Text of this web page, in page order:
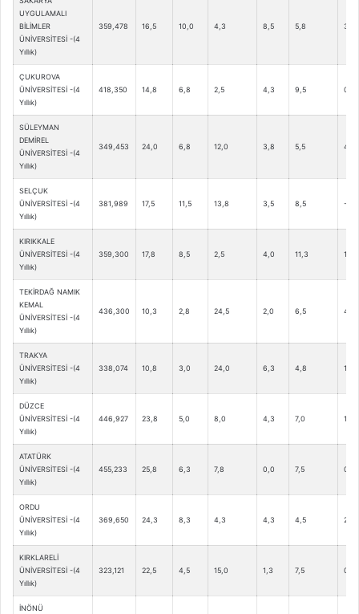
UYGULAMALI
BİLİMLER
ÜNİVERSİTESİ -(4
Yıllık)
359,478 16,5 10,0 4,3 8,5 5,8 3,0
ÇUKUROVA
ÜNİVERSİTESİ -(4
Yıllık)
418,350 14,8 6,8 2,5 4,3 9,5 0,5
SÜLEYMAN
DEMİREL
ÜNİVERSİTESİ -(4
Yıllık)
349,453 24,0 6,8 12,0 3,8 5,5 4,8
SELÇUK
ÜNİVERSİTESİ -(4
Yıllık)
381,989 17,5 11,5 13,8 3,5 8,5 -0,8
KIRIKKALE
ÜNİVERSİTESİ -(4
Yıllık)
359,300 17,8 8,5 2,5 4,0 11,3 1,5
TEKİRDAĞ NAMIK
KEMAL
ÜNİVERSİTESİ -(4
Yıllık)
436,300 10,3 2,8 24,5 2,0 6,5 4,0
TRAKYA
ÜNİVERSİTESİ -(4
Yıllık)
338,074 10,8 3,0 24,0 6,3 4,8 1,8
DÜZCE
ÜNİVERSİTESİ -(4
Yıllık)
446,927 23,8 5,0 8,0 4,3 7,0 1,0
ATATÜRK
ÜNİVERSİTESİ -(4
Yıllık)
455,233 25,8 6,3 7,8 0,0 7,5 0,0
ORDU
ÜNİVERSİTESİ -(4
Yıllık)
369,650 24,3 8,3 4,3 4,3 4,5 2,8
KIRKLARELİ
ÜNİVERSİTESİ -(4
Yıllık)
323,121 22,5 4,5 15,0 1,3 7,5 0,3
İNÖNÜ